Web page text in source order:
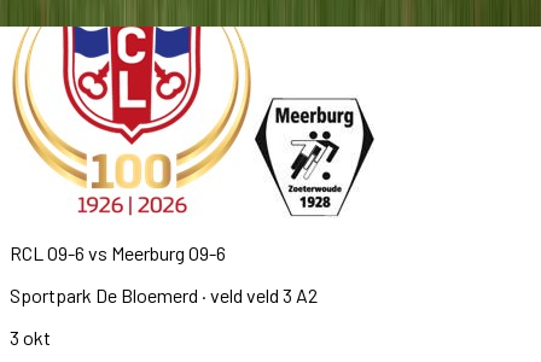
RCL O9-6 vs Meerburg O9-6
Sportpark De Bloemerd · veld veld 3 A2
3 okt